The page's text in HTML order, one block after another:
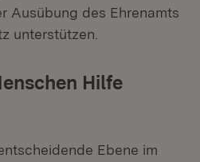
Ausübung des Ehrenamts
unterstützen.
Hilfe
Ebene im